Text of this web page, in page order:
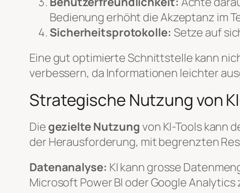
Bedienung erhöht die Akzeptanz im
Sicherheitsprotokolle: Setze auf
Eine gut optimierte Schnittstelle kann
verbessern, da Informationen leichter
Strategische Nutzung von
Die gezielte Nutzung von KI-Tools kann
der Herausforderung, mit begrenzten
Datenanalyse: KI kann grosse
Microsoft Power BI oder Google